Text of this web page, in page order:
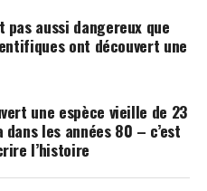
pas aussi dangereux que
ont découvert une
une espèce vieille de 23
dans les années 80 – c’est
l’histoire